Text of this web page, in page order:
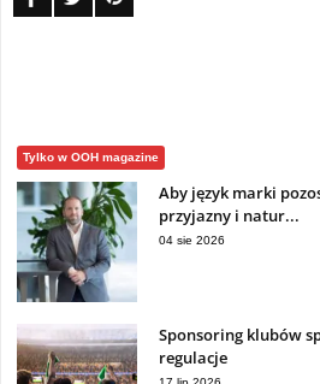
Tylko w OOH magazine
Aby język marki
przyjazny i natur...
04 sie 2026
Sponsoring klubów
regulacje